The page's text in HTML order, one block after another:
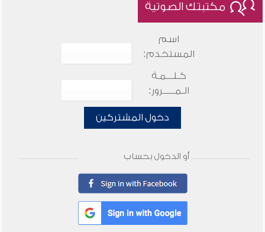
مكتبتك الصوتية
اسم
المستخدم:
كـلـــمـة
الـمـــــرور:
دخول المشتركين
أو الدخول بحساب